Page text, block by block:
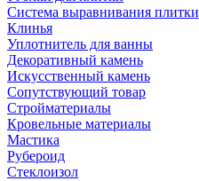
Система выравнивания плитки
Клинья
Уплотнитель для ванны
Декоративный камень
Искусственный камень
Сопутствующий товар
Стройматериалы
Кровельные материалы
Мастика
Рубероид
Стеклоизол